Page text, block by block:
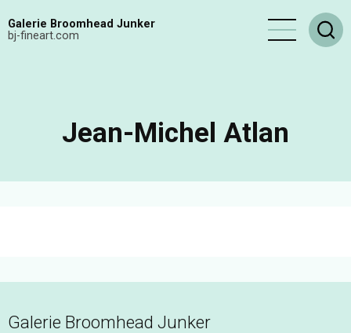
auGalerie Broomhead Junker
bj-fineart.com
Jean-Michel Atlan
Galerie Broomhead Junker